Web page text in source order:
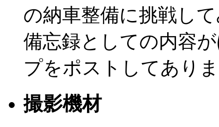
の納車整備に挑戦し
備忘録としての内容
プをポストしてあり
撮影機材